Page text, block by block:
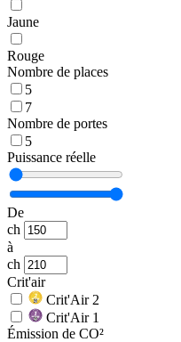
Jaune
Rouge
Nombre de places
5
7
Nombre de portes
5
Puissance réelle
De
ch
à
ch
Crit'air
Crit'Air 2
Crit'Air 1
Émission de CO²